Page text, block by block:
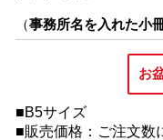
（事務所名を入れた小
お
■B5サイズ
■販売価格：ご注文数